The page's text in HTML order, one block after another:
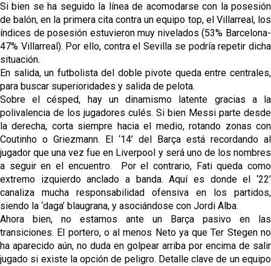
Si bien se ha seguido la línea de acomodarse con la posesión
de balón, en la primera cita contra un equipo top, el Villarreal, los
índices de posesión estuvieron muy nivelados (53% Barcelona-
47% Villarreal). Por ello, contra el Sevilla se podría repetir dicha
situación.
En salida, un futbolista del doble pivote queda entre centrales,
para buscar superioridades y salida de pelota.
Sobre el césped, hay un dinamismo latente gracias a la
polivalencia de los jugadores culés. Si bien Messi parte desde
la derecha, corta siempre hacia el medio, rotando zonas con
Coutinho o Griezmann. El ‘14’ del Barça está recordando al
jugador que una vez fue en Liverpool y será uno de los nombres
a seguir en el encuentro. Por el contrario, Fati queda como
extremo izquierdo anclado a banda. Aquí es donde el ‘22’
canaliza mucha responsabilidad ofensiva en los partidos,
siendo la ‘daga’ blaugrana, y asociándose con Jordi Alba.
Ahora bien, no estamos ante un Barça pasivo en las
transiciones. El portero, o al menos Neto ya que Ter Stegen no
ha aparecido aún, no duda en golpear arriba por encima de salir
jugado si existe la opción de peligro. Detalle clave de un equipo